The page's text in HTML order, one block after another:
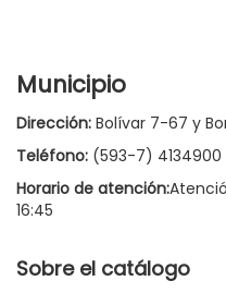
Municipio
Dirección: Bolívar 7-67 y
Teléfono: (593-7) 4134900
Horario de atención:
16:45
Sobre el catálogo